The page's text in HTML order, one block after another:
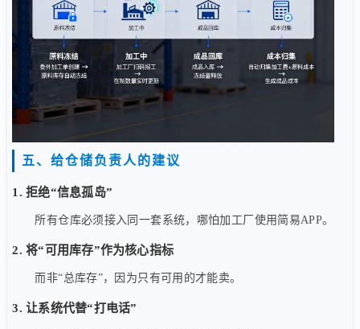
五、给仓储负责人的建议
1. 拒绝“信息孤岛”
所有仓库必须接入同一套系统，哪怕加工厂使用简易APP。
2. 将“可用库存”作为核心指标
而非“总库存”，因为只有可用的才能卖。
3. 让系统代替“打电话”